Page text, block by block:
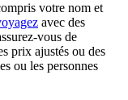
votre nom et
avec des
vous de
prix ajustés ou des
ou les personnes